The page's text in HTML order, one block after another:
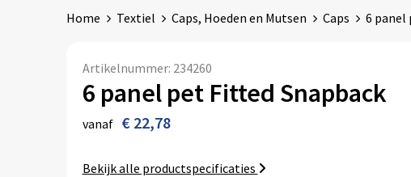
Home Textiel Caps, Hoeden en Mutsen Caps 6 panel
Artikelnummer: 234260
6 panel pet Fitted Snapback
vanaf € 22,78
Bekijk alle productspecificaties